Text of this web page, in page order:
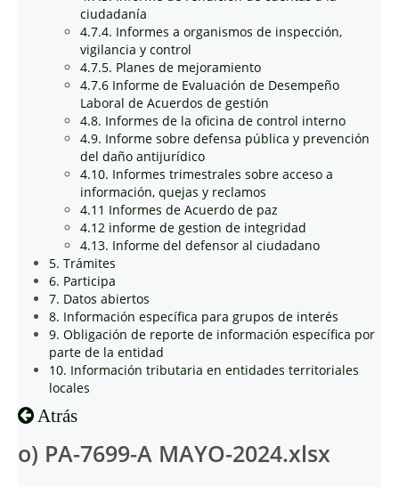
ciudadanía
4.7.4. Informes a organismos de inspección,
vigilancia y control
4.7.5. Planes de mejoramiento
4.7.6 Informe de Evaluación de Desempeño
Laboral de Acuerdos de gestión
4.8. Informes de la oficina de control interno
4.9. Informe sobre defensa pública y prevención
del daño antijurídico
4.10. Informes trimestrales sobre acceso a
información, quejas y reclamos
4.11 Informes de Acuerdo de paz
4.12 informe de gestion de integridad
4.13. Informe del defensor al ciudadano
5. Trámites
6. Participa
7. Datos abiertos
8. Información específica para grupos de interés
9. Obligación de reporte de información específica por
parte de la entidad
10. Información tributaria en entidades territoriales
locales
Atrás
o) PA-7699-A MAYO-2024.xlsx